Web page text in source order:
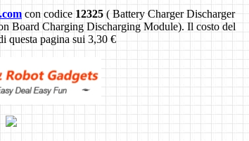
con codice 12325 ( Battery Charger Discharger
Board Charging Discharging Module). Il costo del
questa pagina sui 3,30 €